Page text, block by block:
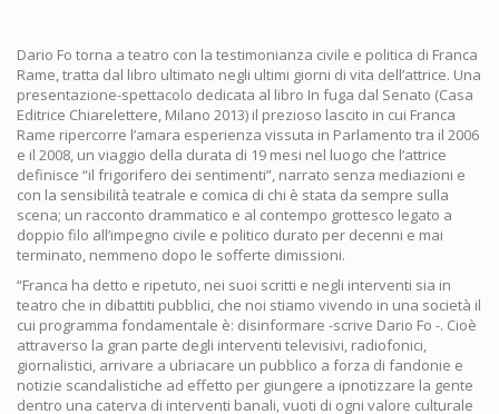
Dario Fo torna a teatro con la testimonianza civile e politica di Franca
Rame, tratta dal libro ultimato negli ultimi giorni di vita dell’attrice. Una
presentazione-spettacolo dedicata al libro In fuga dal Senato (Casa
Editrice Chiarelettere, Milano 2013) il prezioso lascito in cui Franca
Rame ripercorre l’amara esperienza vissuta in Parlamento tra il 2006
e il 2008, un viaggio della durata di 19 mesi nel luogo che l’attrice
definisce “il frigorifero dei sentimenti”, narrato senza mediazioni e
con la sensibilità teatrale e comica di chi è stata da sempre sulla
scena; un racconto drammatico e al contempo grottesco legato a
doppio filo all’impegno civile e politico durato per decenni e mai
terminato, nemmeno dopo le sofferte dimissioni.
“Franca ha detto e ripetuto, nei suoi scritti e negli interventi sia in
teatro che in dibattiti pubblici, che noi stiamo vivendo in una società il
cui programma fondamentale è: disinformare -scrive Dario Fo -. Cioè
attraverso la gran parte degli interventi televisivi, radiofonici,
giornalistici, arrivare a ubriacare un pubblico a forza di fandonie e
notizie scandalistiche ad effetto per giungere a ipnotizzare la gente
dentro una caterva di interventi banali, vuoti di ogni valore culturale